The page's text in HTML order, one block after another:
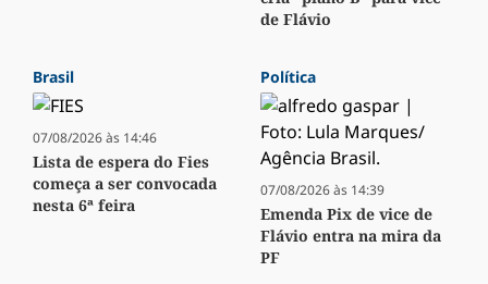
de Flávio
Brasil
07/08/2026 às 14:46
Lista de espera do Fies
começa a ser convocada
nesta 6ª feira
Política
07/08/2026 às 14:39
Emenda Pix de vice de
Flávio entra na mira da
PF